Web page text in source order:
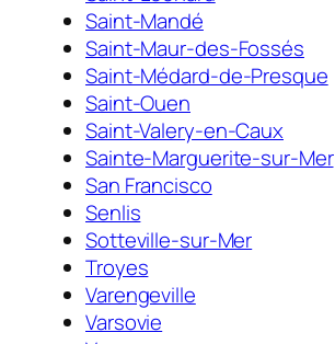
Saint-Mandé
Saint-Maur-des-Fossés
Saint-Médard-de-Presque
Saint-Ouen
Saint-Valery-en-Caux
Sainte-Marguerite-sur-Mer
San Francisco
Senlis
Sotteville-sur-Mer
Troyes
Varengeville
Varsovie